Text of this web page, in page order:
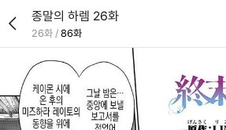
종말의 하렘 26화
26화 / 86화